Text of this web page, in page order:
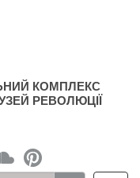
КОМПЛЕКС
РЕВОЛЮЦІЇ